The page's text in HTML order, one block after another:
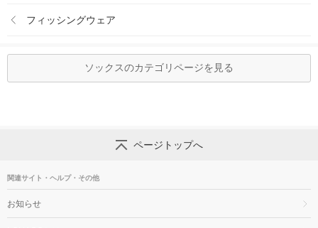
フィッシングウェア
ソックスのカテゴリページを見る
ページトップへ
関連サイト・ヘルプ・その他
お知らせ